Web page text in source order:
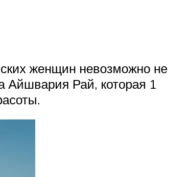
женщин невозможно не
Айшвария Рай, которая 1